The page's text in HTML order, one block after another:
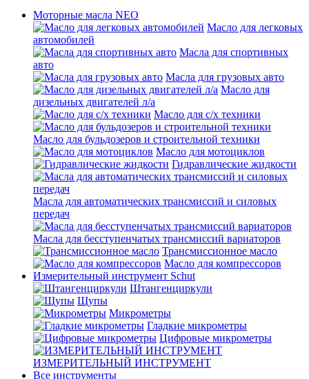
Моторные масла NEO
Масло для легковых
автомобилей
Масла для спортивных
авто
Масла для грузовых авто
Масло для
дизельных двигателей л/а
Масло для с/х техники
Масло для бульдозеров и строительной техники
Масло для мотоциклов
Гидравлические жидкости
Масла для автоматических трансмиссий и силовых
передач
Масла для бесступенчатых трансмиссий вариаторов
Трансмиссионное масло
Масло для компрессоров
Измерительный инструмент Schut
Штангенциркули
Щупы
Микрометры
Гладкие микрометры
Цифровые микрометры
ИЗМЕРИТЕЛЬНЫЙ ИНСТРУМЕНТ
Все инструменты